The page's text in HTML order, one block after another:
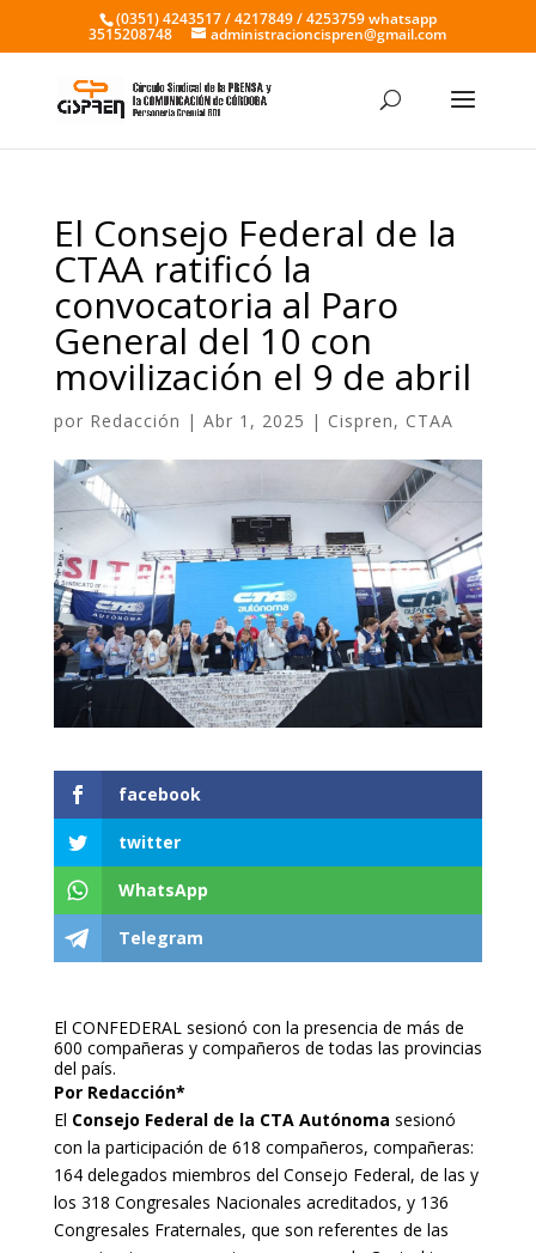
(0351) 4243517 / 4217849 / 4253759 whatsapp
3515208748 administracioncispren@gmail.com
El Consejo Federal de la
CTAA ratificó la
convocatoria al Paro
General del 10 con
movilización el 9 de abril
por Redacción | Abr 1, 2025 | Cispren, CTAA
facebook
twitter
WhatsApp
Telegram
El CONFEDERAL sesionó con la presencia de más de
600 compañeras y compañeros de todas las provincias
del país.
Por Redacción*
El Consejo Federal de la CTA Autónoma sesionó
con la participación de 618 compañeros, compañeras:
164 delegados miembros del Consejo Federal, de las y
los 318 Congresales Nacionales acreditados, y 136
Congresales Fraternales, que son referentes de las